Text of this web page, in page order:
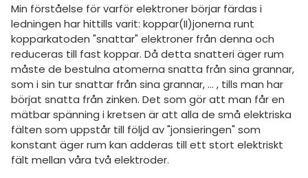
Min förståelse för varför elektroner börjar färdas i
ledningen har hittills varit: koppar(II)jonerna runt
kopparkatoden "snattar" elektroner från denna och
reduceras till fast koppar. Då detta snatteri äger rum
måste de bestulna atomerna snatta från sina grannar,
som i sin tur snattar från sina grannar, ... , tills man har
börjat snatta från zinken. Det som gör att man får en
mätbar spänning i kretsen är att alla de små elektriska
fälten som uppstår till följd av "jonsieringen" som
konstant äger rum kan adderas till ett stort elektriskt
fält mellan våra två elektroder.